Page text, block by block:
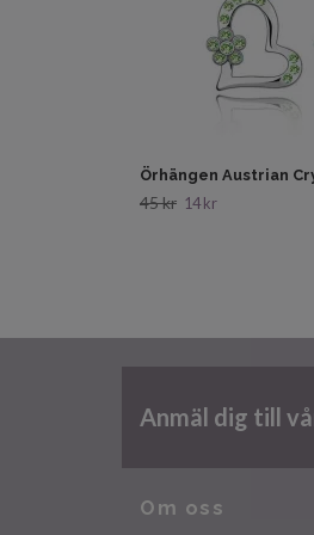
Örhängen Austrian
45 kr 14 kr
Anmäl dig till
Om oss